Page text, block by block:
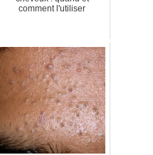
comment l'utiliser